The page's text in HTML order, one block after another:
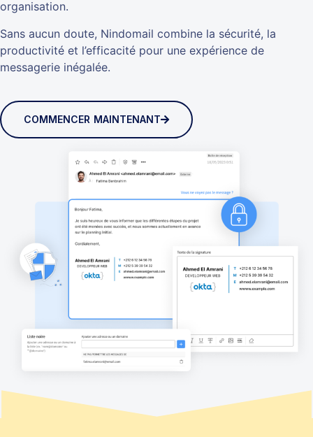
organisation.
Sans aucun doute, Nindomail combine la sécurité, la
productivité et l’efficacité pour une expérience de
messagerie inégalée.
COMMENCER MAINTENANT